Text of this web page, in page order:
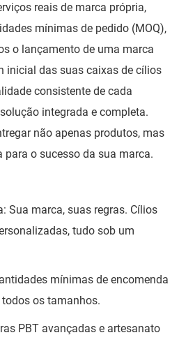
reais de marca própria,
mínimas de pedido (MOQ),
o lançamento de uma marca
inicial das suas caixas de cílios
consistente de cada
integrada e completa.
não apenas produtos, mas
o sucesso da sua marca.
Sua marca, suas regras. Cílios
tudo sob um
mínimas de encomenda
os tamanhos.
PBT avançadas e artesanato